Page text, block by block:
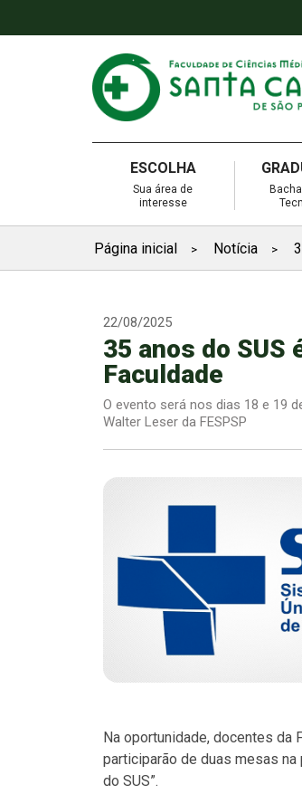
ESCOLHA
Sua área de
interesse
Página inicial > Notícia >
22/08/2025
35 anos do SUS
Faculdade
O evento será nos dias 18 e 19
Walter Leser da FESPSP
Na oportunidade, docentes da
participarão de duas mesas na
do SUS”.